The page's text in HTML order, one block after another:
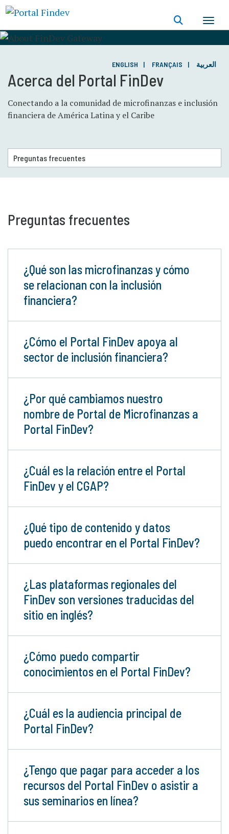
principal
Acerca del Portal FinDev
Conectando a la comunidad de microfinanzas e inclusión
financiera de América Latina y el Caribe
ENGLISH FRANÇAIS العربية
Preguntas frecuentes
¿Qué son las microfinanzas y cómo
se relacionan con la inclusión
financiera?
¿Cómo el Portal FinDev apoya al
sector de inclusión financiera?
¿Por qué cambiamos nuestro
nombre de Portal de Microfinanzas a
Portal FinDev?
¿Cuál es la relación entre el Portal
FinDev y el CGAP?
¿Qué tipo de contenido y datos
puedo encontrar en el Portal FinDev?
¿Las plataformas regionales del
FinDev son versiones traducidas del
sitio en inglés?
¿Cómo puedo compartir
conocimientos en el Portal FinDev?
¿Cuál es la audiencia principal de
Portal FinDev?
¿Tengo que pagar para acceder a los
recursos del Portal FinDev o asistir a
sus seminarios en línea?